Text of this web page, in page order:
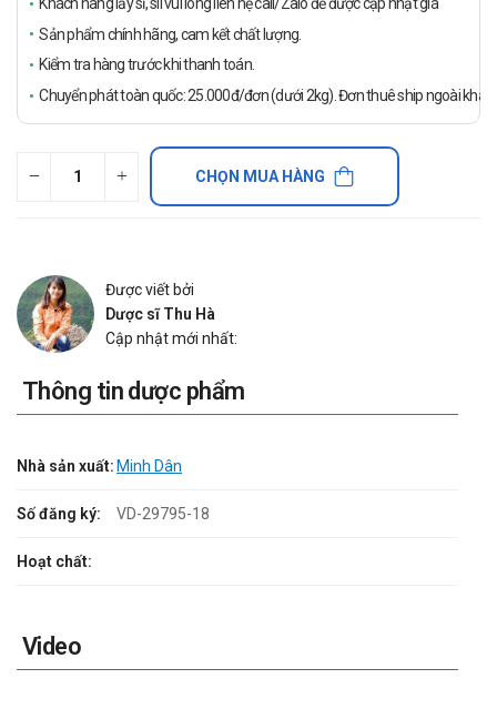
Sản phẩm chính hãng, cam kết chất lượng.
Kiểm tra hàng trước khi thanh toán.
Chuyển phát toàn quốc: 25.000đ/đơn (dưới 2kg). Đơn thuê ship ngoài
CHỌN MUA HÀNG
Được viết bởi
Dược sĩ Thu Hà
Cập nhật mới nhất:
Thông tin dược phẩm
Nhà sản xuất: Minh Dân
Số đăng ký: VD-29795-18
Hoạt chất:
Video